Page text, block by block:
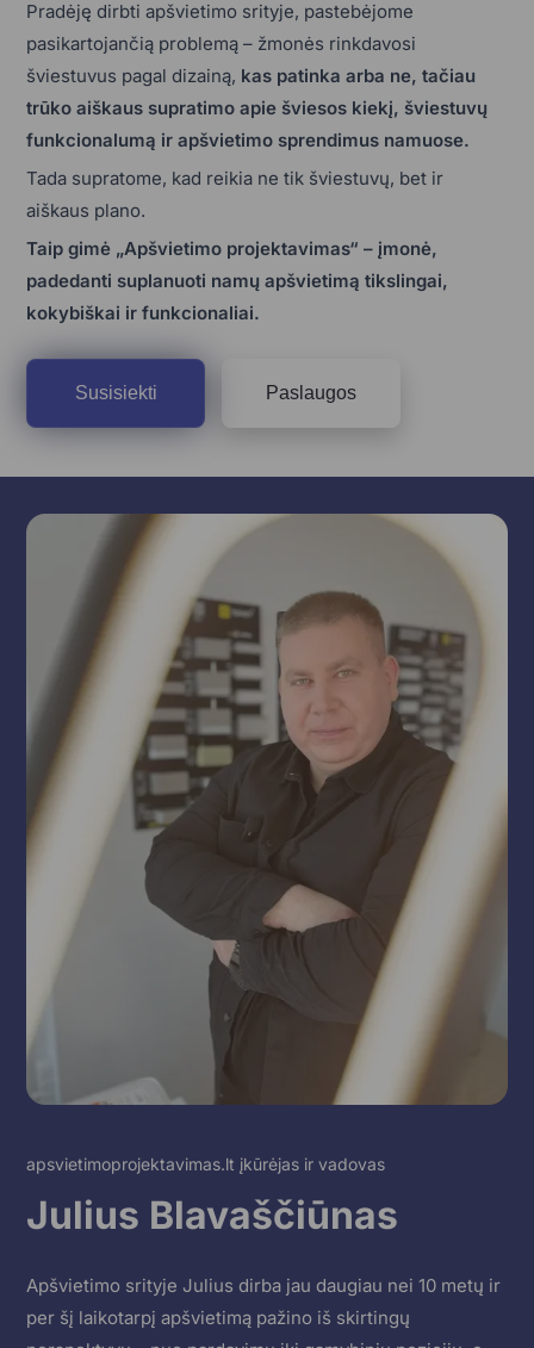
Pradėję dirbti apšvietimo srityje, pastebėjome
pasikartojančią problemą – žmonės rinkdavosi
šviestuvus pagal dizainą, kas patinka arba ne, tačiau
trūko aiškaus supratimo apie šviesos kiekį, šviestuvų
funkcionalumą ir apšvietimo sprendimus namuose.
Tada supratome, kad reikia ne tik šviestuvų, bet ir
aiškaus plano.
Taip gimė „Apšvietimo projektavimas“ – įmonė,
padedanti suplanuoti namų apšvietimą tikslingai,
kokybiškai ir funkcionaliai.
Susisiekti Paslaugos
apsvietimoprojektavimas.lt įkūrėjas ir vadovas
Julius Blavaščiūnas
Apšvietimo srityje Julius dirba jau daugiau nei 10 metų ir
per šį laikotarpį apšvietimą pažino iš skirtingų